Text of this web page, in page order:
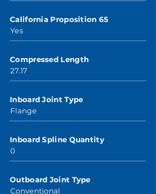
California Proposition 65
Yes
Compressed Length
27.17
Inboard Joint Type
Flange
Inboard Spline Quantity
0
Outboard Joint Type
Conventional